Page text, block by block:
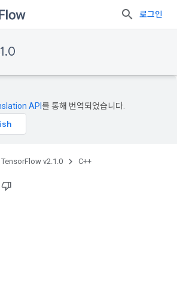
로그인
API 를 통해 번역되었습니다.
TensorFlow v2.1.0 C++